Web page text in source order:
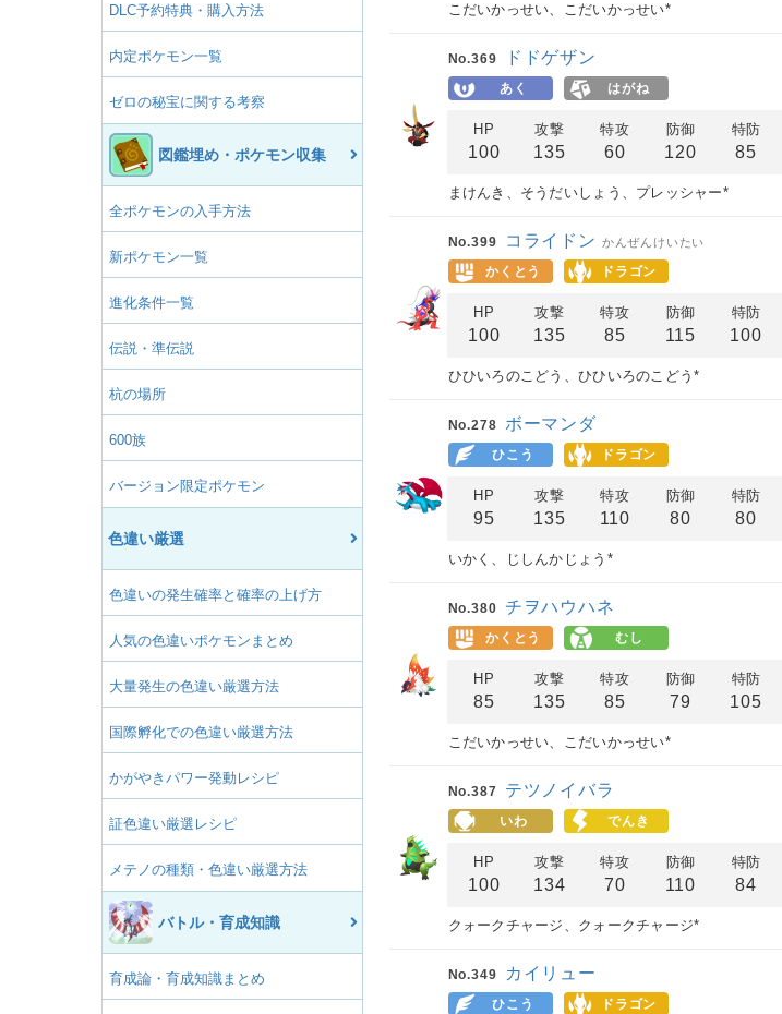
DLC予約特典・購入方法
内定ポケモン一覧
ゼロの秘宝に関する考察
図鑑埋め・ポケモン収集
全ポケモンの入手方法
新ポケモン一覧
進化条件一覧
伝説・準伝説
杭の場所
600族
バージョン限定ポケモン
色違い厳選
色違いの発生確率と確率の上げ方
人気の色違いポケモンまとめ
大量発生の色違い厳選方法
国際孵化での色違い厳選方法
かがやきパワー発動レシピ
証色違い厳選レシピ
メテノの種類・色違い厳選方法
バトル・育成知識
育成論・育成知識まとめ
こだいかっせい、こだいかっせい*
No.369 ドドゲザン
あく はがね
HP
100
攻撃
135
特攻
60
防御
120
特防
85
まけんき、そうだいしょう、プレッシャー*
No.399 コライドン かんぜんけいたい
かくとう ドラゴン
HP
100
攻撃
135
特攻
85
防御
115
特防
100
ひひいろのこどう、ひひいろのこどう*
No.278 ボーマンダ
ひこう ドラゴン
HP
95
攻撃
135
特攻
110
防御
80
特防
80
いかく、じしんかじょう*
No.380 チヲハウハネ
かくとう むし
HP
85
攻撃
135
特攻
85
防御
79
特防
105
こだいかっせい、こだいかっせい*
No.387 テツノイバラ
いわ でんき
HP
100
攻撃
134
特攻
70
防御
110
特防
84
クォークチャージ、クォークチャージ*
No.349 カイリュー
ひこう ドラゴン